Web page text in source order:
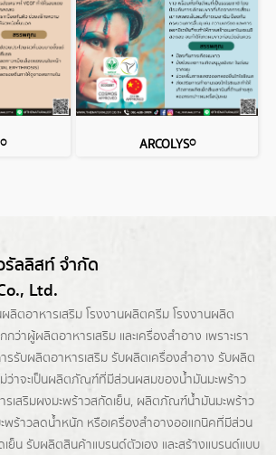
ARCOLYS®
รัลลิสท์ จำกัด
Ltd.
ลิตอาหารเสริมโรงงานผลิตครีม โรงงานผลิต
กว่าผู้ผลิตอาหารเสริม และเครื่องสำอาง เพราะเรา
รรับผลิตอาหารเสริม รับผลิตเครื่องสำอาง รับผลิต
ว่าจะเป็นผลิตภัณฑ์ที่มีส่วนผสมของน้ำมันมะพร้าว
ารเสริมผงมะพร้าวสกัดเย็น, ผลิตภัณฑ์น้ำมันมะพร้าว
พร้าวลดน้ำหนัก หรือเครื่องสำอางออแกนิคที่มีส่วน
ย็น รับผลิตสินค้าแบรนด์ตัวเอง และสร้างแบรนด์แบบ